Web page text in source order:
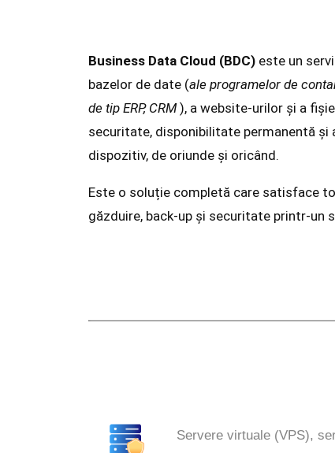
Business Data Cloud (BDC) este un
bazelor de date (ale programelor de
de tip ERP, CRM), a website-urilor și a
securitate, disponibilitate permanentă și
dispozitiv, de oriunde și oricând.
Este o soluție completă care satisface
găzduire, back-up și securitate printr-un
Servere virtuale (VPS),